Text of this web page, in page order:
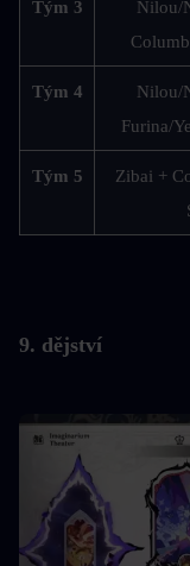
Tým 3
Nilou/
Tým 4
Nilou/
Furina/
Tým 5
Zibai +
9. dějství